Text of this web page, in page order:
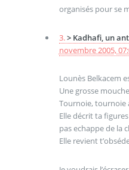
organisés pour se
3.> Kadhafi, un
novembre 2005,
Lounès Belkacem
Une grosse
Tournoie, tournoie
Elle décrit ta
pas echappe de la
Elle revient